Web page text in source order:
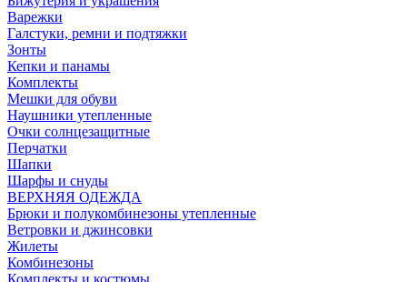
Варежки
Галстуки, ремни и подтяжки
Зонты
Кепки и панамы
Комплекты
Мешки для обуви
Наушники утепленные
Очки солнцезащитные
Перчатки
Шапки
Шарфы и снуды
ВЕРХНЯЯ ОДЕЖДА
Брюки и полукомбинезоны утепленные
Ветровки и джинсовки
Жилеты
Комбинезоны
Комплекты и костюмы